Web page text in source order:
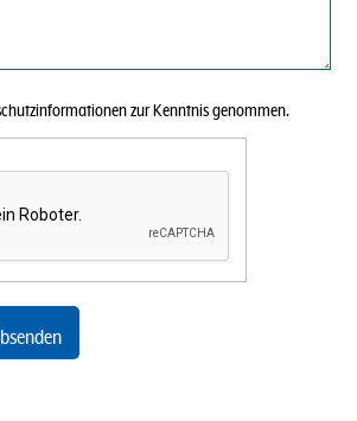
zur Kenntnis genommen.